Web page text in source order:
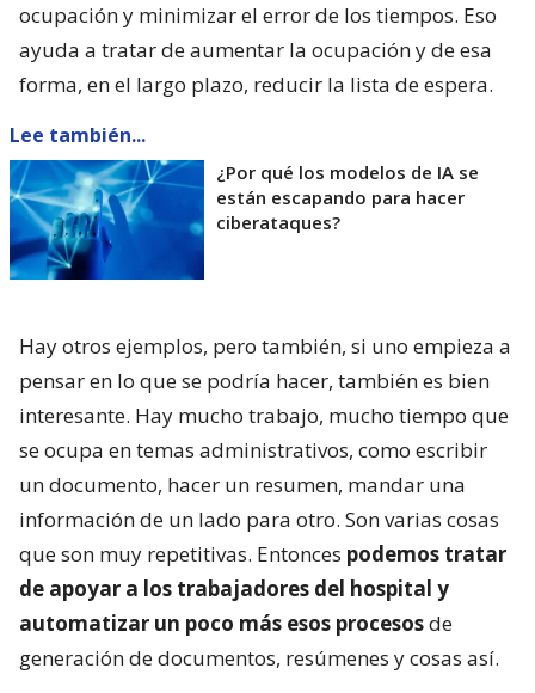
ocupación y minimizar el error de los tiempos. Eso
ayuda a tratar de aumentar la ocupación y de esa
forma, en el largo plazo, reducir la lista de espera.
Lee también...
¿Por qué los modelos de IA se
están escapando para hacer
ciberataques?
Hay otros ejemplos, pero también, si uno empieza a
pensar en lo que se podría hacer, también es bien
interesante. Hay mucho trabajo, mucho tiempo que
se ocupa en temas administrativos, como escribir
un documento, hacer un resumen, mandar una
información de un lado para otro. Son varias cosas
que son muy repetitivas. Entonces podemos tratar
de apoyar a los trabajadores del hospital y
automatizar un poco más esos procesosde
generación de documentos, resúmenes y cosas así.